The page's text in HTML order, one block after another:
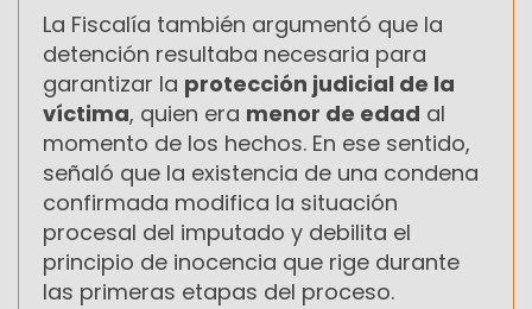
La Fiscalía también argumentó que la
detención resultaba necesaria para
garantizar la protección judicial de la
víctima, quien era menor de edad al
momento de los hechos. En ese sentido,
señaló que la existencia de una condena
confirmada modifica la situación
procesal del imputado y debilita el
principio de inocencia que rige durante
las primeras etapas del proceso.